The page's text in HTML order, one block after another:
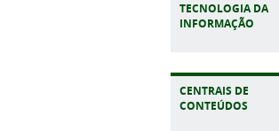
TECNOLOGIA DA
INFORMAÇÃO
CENTRAIS DE
CONTEÚDOS